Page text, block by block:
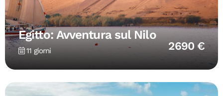
Egitto: Avventura sul Nilo
11 giorni 2690 €